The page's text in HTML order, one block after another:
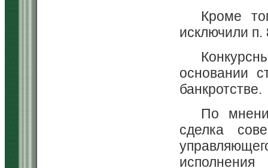
Кроме
исключили п.
основании
банкротстве.
По
сделка